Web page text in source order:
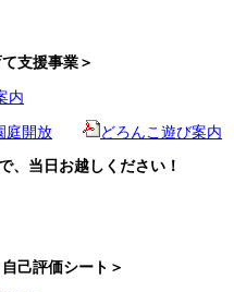
支援事業＞
内
庭開放
どろんこ遊び案内
、当日お越しください！
己評価シート＞